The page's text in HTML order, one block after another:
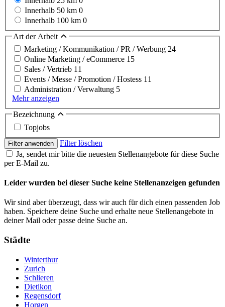
Innerhalb 50 km 0
Innerhalb 100 km 0
Art der Arbeit
Marketing / Kommunikation / PR / Werbung 24
Online Marketing / eCommerce 15
Sales / Vertrieb 11
Events / Messe / Promotion / Hostess 11
Administration / Verwaltung 5
Mehr anzeigen
Bezeichnung
Topjobs
Filter anwenden
Filter löschen
Ja, sendet mir bitte die neuesten Stellenangebote für diese Suche
per E-Mail zu.
Leider wurden bei dieser Suche keine Stellenanzeigen gefunden
Wir sind aber überzeugt, dass wir auch für dich einen passenden Job
haben. Speichere deine Suche und erhalte neue Stellenangebote in
deiner Mail oder passe deine Suche an.
Städte
Winterthur
Zurich
Schlieren
Dietikon
Regensdorf
Horgen